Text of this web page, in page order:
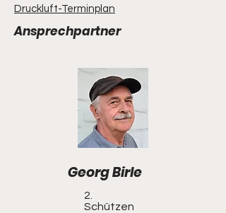
Druckluft-Terminplan
Ansprechpartner
Georg Birle
2.
Schützen